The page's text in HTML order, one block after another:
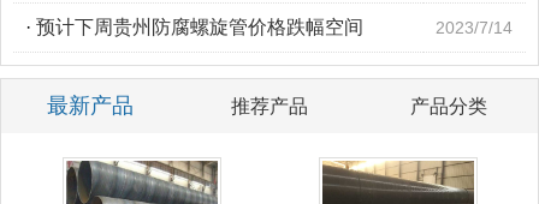
· 预计下周贵州防腐螺旋管价格跌幅空间 2023/7/14
最新产品 推荐产品 产品分类